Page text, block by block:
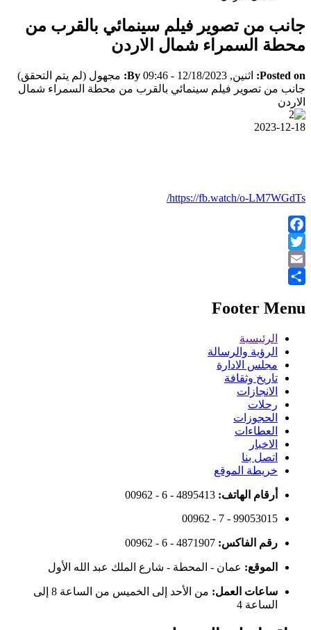
جانب من تصوير فيلم سينمائي بالقرب من
محطة السمراء شمال الاردن
Posted on: اثنين, 12/18/2023 - 09:46 By: مجهول (لم يتم التحقق)
جانب من تصوير فيلم سينمائي بالقرب من محطة السمراء شمال
الاردن
2023-12-18
https://fb.watch/o-LM7WGdTs/
Facebook
Twitter
Email
Footer Menu
الرئيسية
الرؤية والرسالة
مجلس الادارة
تاريخ وثقافة
الانجازات
رحلات
الحجوزات
العطاءات
الاخبار
اتصل بنا
خريطة الموقع
أرقام الهاتف: 00962 - 6 - 4895413
00962 - 7 - 99053015
رقم الفاكس: 00962 - 6 - 4871907
الموقع: عمان - المحطة - شارع الملك عبد الله الأول
ساعات العمل:
من الأحد إلى الخميس من الساعة 8 إلى
الساعة 4